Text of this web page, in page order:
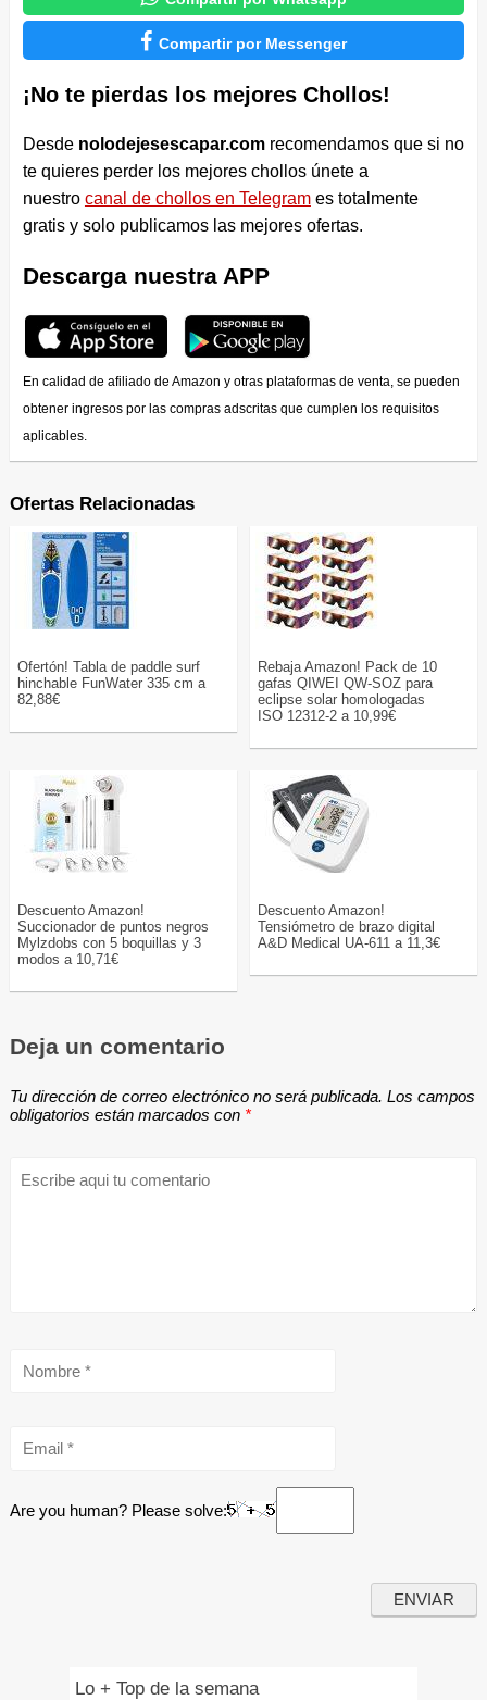
 Compartir por Messenger
¡No te pierdas los mejores Chollos!
Desde nolodejesescapar.comrecomendamos que si no
te quieres perder los mejores chollos únete a
nuestro canal de chollos en Telegrames totalmente
gratis y solo publicamos las mejores ofertas.
Descarga nuestra APP
En calidad de afiliado de Amazon y otras plataformas de venta, se pueden
obtener ingresos por las compras adscritas que cumplen los requisitos
aplicables.
Ofertas Relacionadas
Ofertón! Tabla de paddle surf
hinchable FunWater 335 cm a
82,88€
Rebaja Amazon! Pack de 10
gafas QIWEI QW-SOZ para
eclipse solar homologadas
ISO 12312-2 a 10,99€
Descuento Amazon!
Succionador de puntos negros
Mylzdobs con 5 boquillas y 3
modos a 10,71€
Descuento Amazon!
Tensiómetro de brazo digital
A&D Medical UA-611 a 11,3€
Deja un comentario
Tu dirección de correo electrónico no será publicada. Los campos
obligatorios están marcados con *
Are you human? Please solve:
Lo + Top de la semana